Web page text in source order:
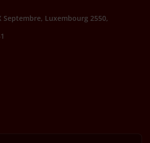
Septembre, Luxembourg 2550,